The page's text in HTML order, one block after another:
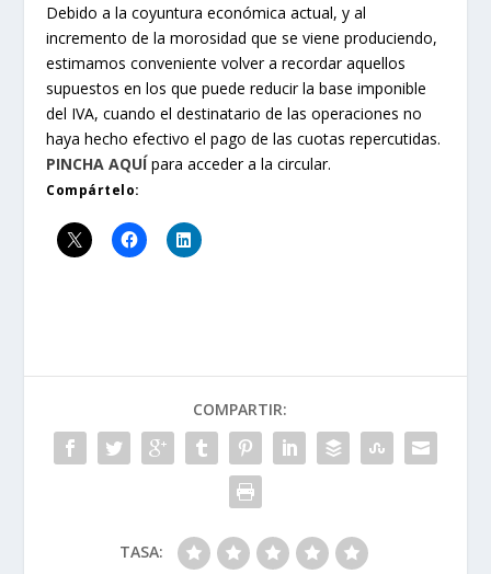
Debido a la coyuntura económica actual, y al
incremento de la morosidad que se viene produciendo,
estimamos conveniente volver a recordar aquellos
supuestos en los que puede reducir la base imponible
del IVA, cuando el destinatario de las operaciones no
haya hecho efectivo el pago de las cuotas repercutidas.
PINCHA AQUÍpara acceder a la circular.
Compártelo:
COMPARTIR:
TASA: